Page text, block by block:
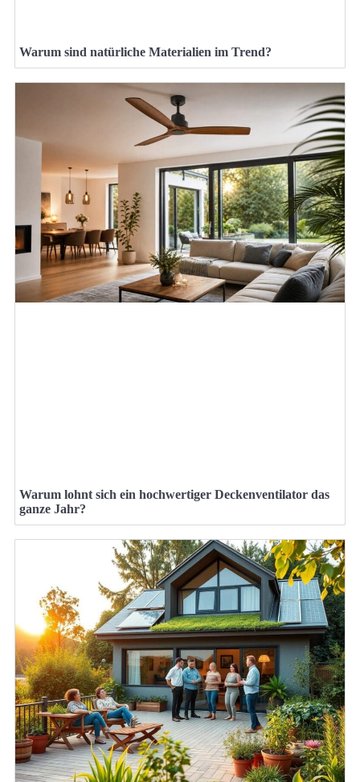
Warum sind natürliche Materialien im Trend?
Warum lohnt sich ein hochwertiger Deckenventilator das
ganze Jahr?